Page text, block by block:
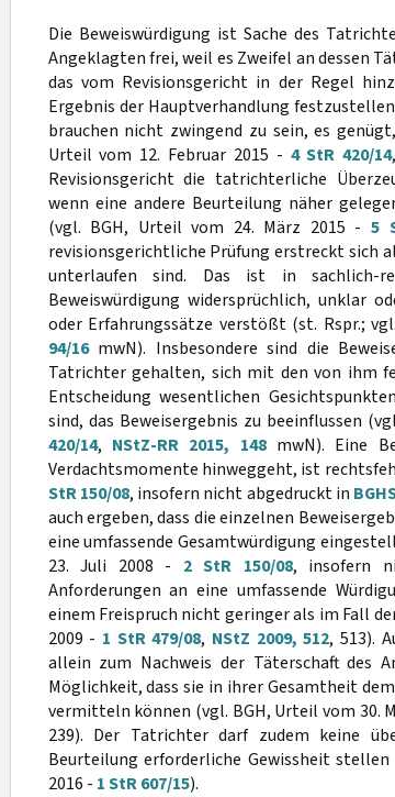
Die Beweiswürdigung ist Sache des
Angeklagten frei, weil es Zweifel an dessen
das vom Revisionsgericht in der Regel
Ergebnis der Hauptverhandlung
brauchen nicht zwingend zu sein, es
Urteil vom 12. Februar 2015 - 4 StR 420/14,
Revisionsgericht die tatrichterliche
wenn eine andere Beurteilung näher
(vgl. BGH, Urteil vom 24. März 2015 -5
revisionsgerichtliche Prüfung erstreckt sich
unterlaufen sind. Das ist in sachlich-
Beweiswürdigung widersprüchlich, unklar
oder Erfahrungssätze verstößt (st. Rspr.;
94/16mwN). Insbesondere sind die
Tatrichter gehalten, sich mit den von ihm
Entscheidung wesentlichen
sind, das Beweisergebnis zu beeinflussen
420/14, NStZ-RR 2015, 148mwN). Eine
Verdachtsmomente hinweggeht, ist
StR 150/08, insofern nicht abgedruckt in
auch ergeben, dass die einzelnen
eine umfassende Gesamtwürdigung
23. Juli 2008 - 2 StR 150/08, insofern
Anforderungen an eine umfassende
einem Freispruch nicht geringer als im Fall
2009 - 1 StR 479/08, NStZ 2009, 512, 513).
allein zum Nachweis der Täterschaft des
Möglichkeit, dass sie in ihrer Gesamtheit
vermitteln können (vgl. BGH, Urteil vom 30.
239). Der Tatrichter darf zudem keine
Beurteilung erforderliche Gewissheit
2016 - 1 StR 607/15).